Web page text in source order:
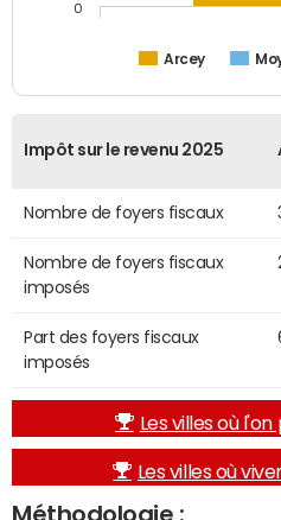
Arcey
0
Impôt sur le revenu 2025
Nombre de foyers fiscaux
Nombre de foyers fiscaux
imposés
Part des foyers fiscaux
imposés
Les villes où
Les villes où
Méthodologie :